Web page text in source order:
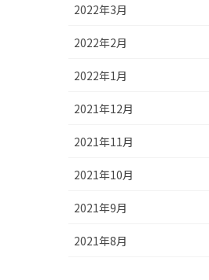
2022年3月
2022年2月
2022年1月
2021年12月
2021年11月
2021年10月
2021年9月
2021年8月